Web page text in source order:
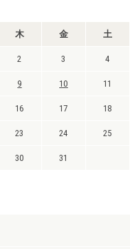
木 金 土
2 3 4
9 10 11
16 17 18
23 24 25
30 31